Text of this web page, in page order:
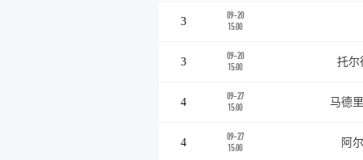
3
09-20
15:00
3
09-20
15:00
托尔
4
09-27
15:00
马德
4
09-27
15:00
阿